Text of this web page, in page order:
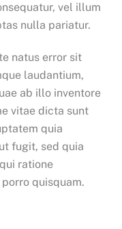
vel illum
nulla pariatur.
natus error sit
laudantium,
ab illo inventore
vitae dicta sunt
quia
fugit, sed quia
ratione
quisquam.